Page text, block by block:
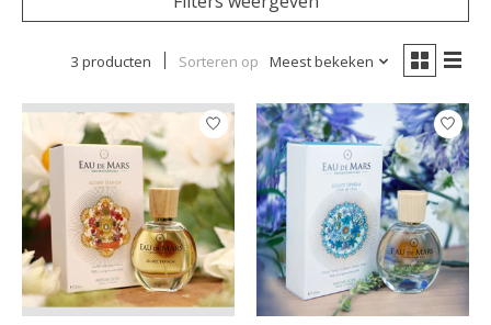
3 producten Sorteren op Meest bekeken